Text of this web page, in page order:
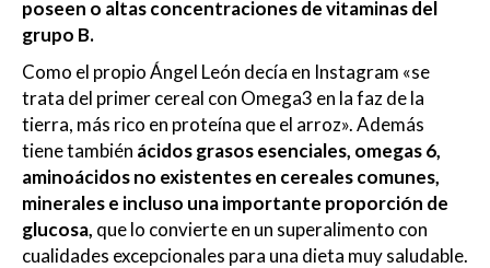
poseen o altas concentraciones de vitaminas del
grupo B.
Como el propio Ángel León decía en Instagram «se
trata del primer cereal con Omega3 en la faz de la
tierra, más rico en proteína que el arroz». Además
tiene también ácidos grasos esenciales, omegas 6,
aminoácidos no existentes en cereales comunes,
minerales e incluso una importante proporción de
glucosa, que lo convierte en un superalimento con
cualidades excepcionales para una dieta muy saludable.